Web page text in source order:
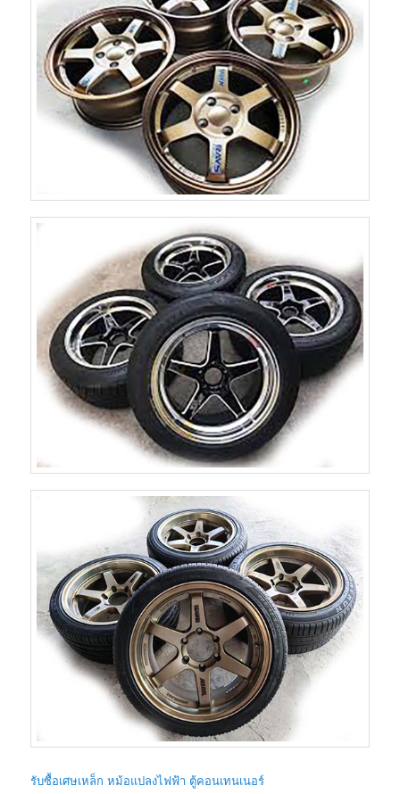
รับซื้อเศษเหล็ก หม้อแปลงไฟฟ้า ตู้คอนเทนเนอร์